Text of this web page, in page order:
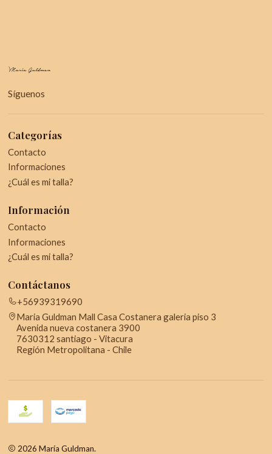
Síguenos
Categorías
Contacto
Informaciones
¿Cuál es mi talla?
Información
Contacto
Informaciones
¿Cuál es mi talla?
Contáctanos
+56939319690
Maria Guldman Mall Casa Costanera galeria piso 3
Avenida nueva costanera 3900
7630312 santiago - Vitacura
Región Metropolitana - Chile
2026 María Guldman.